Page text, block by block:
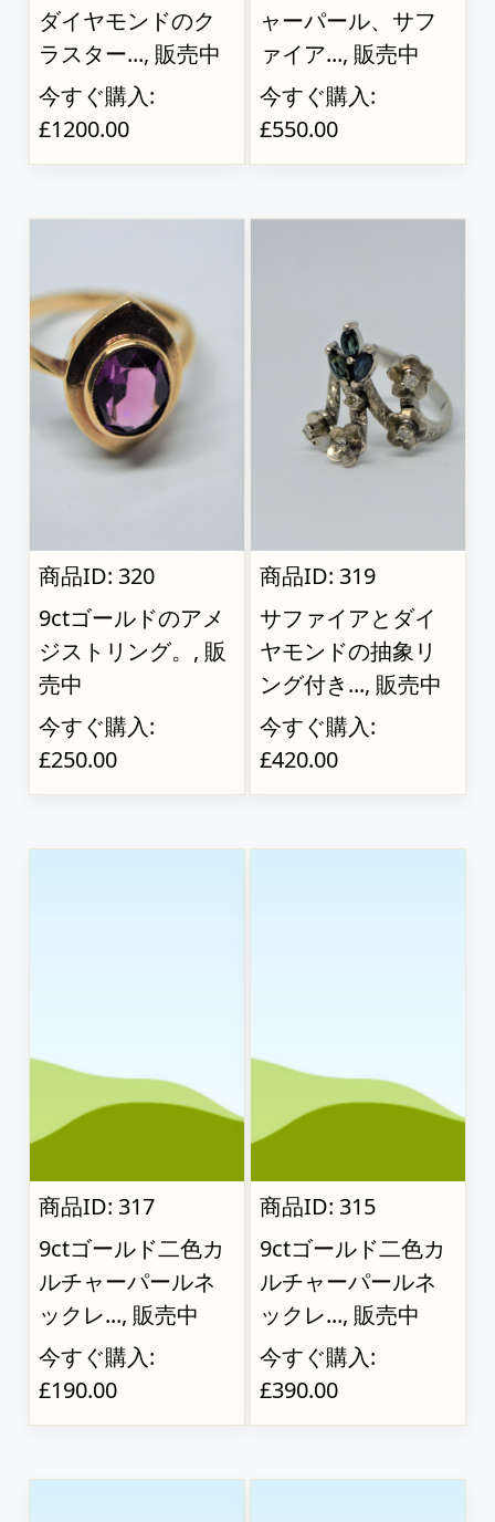
ダイヤモンドのク
ラスター..., 販売中
今すぐ購入:
£1200.00
ャーパール、サフ
ァイア..., 販売中
今すぐ購入:
£550.00
商品ID: 320
9ctゴールドのアメ
ジストリング。, 販
売中
今すぐ購入:
£250.00
商品ID: 319
サファイアとダイ
ヤモンドの抽象リ
ング付き..., 販売中
今すぐ購入:
£420.00
商品ID: 317
9ctゴールド二色カ
ルチャーパールネ
ックレ..., 販売中
今すぐ購入:
£190.00
商品ID: 315
9ctゴールド二色カ
ルチャーパールネ
ックレ..., 販売中
今すぐ購入:
£390.00